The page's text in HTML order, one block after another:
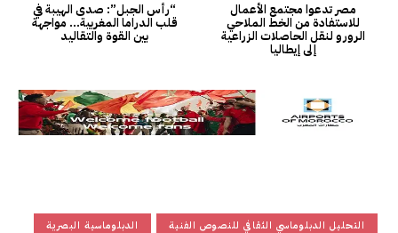
“رأس الجبل”: صدى الهيبة في
قلب الدراما المغربية… مواجهة
بين القوة والتقاليد
مصر تدعوا مجتمع الأعمال
للاستفادة من الخط الملاحي
الرورو لنقل الحاصلات الزراعية
إلى إيطاليا